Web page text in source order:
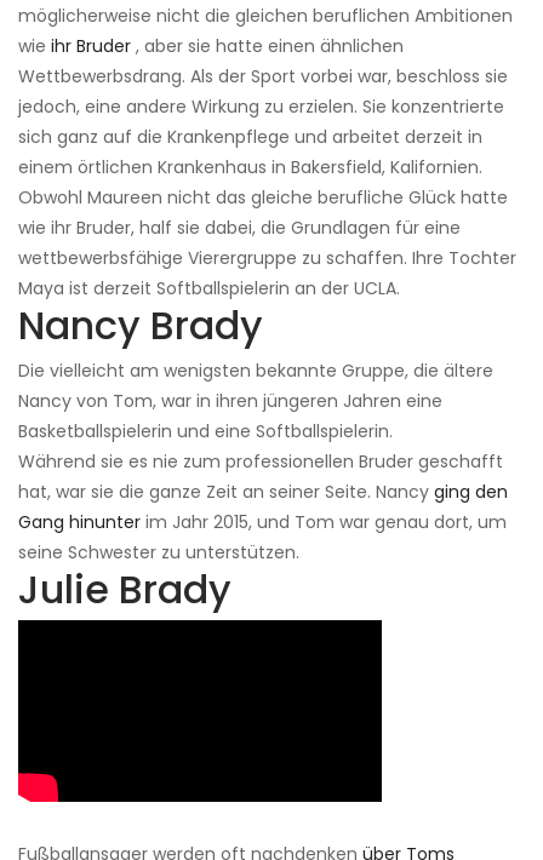
möglicherweise nicht die gleichen beruflichen Ambitionen
wie ihr Bruder , aber sie hatte einen ähnlichen
Wettbewerbsdrang. Als der Sport vorbei war, beschloss sie
jedoch, eine andere Wirkung zu erzielen. Sie konzentrierte
sich ganz auf die Krankenpflege und arbeitet derzeit in
einem örtlichen Krankenhaus in Bakersfield, Kalifornien.
Obwohl Maureen nicht das gleiche berufliche Glück hatte
wie ihr Bruder, half sie dabei, die Grundlagen für eine
wettbewerbsfähige Vierergruppe zu schaffen. Ihre Tochter
Maya ist derzeit Softballspielerin an der UCLA.
Nancy Brady
Die vielleicht am wenigsten bekannte Gruppe, die ältere
Nancy von Tom, war in ihren jüngeren Jahren eine
Basketballspielerin und eine Softballspielerin.
Während sie es nie zum professionellen Bruder geschafft
hat, war sie die ganze Zeit an seiner Seite. Nancy ging den
Gang hinunter im Jahr 2015, und Tom war genau dort, um
seine Schwester zu unterstützen.
Julie Brady
Fußballansager werden oft nachdenken über Toms